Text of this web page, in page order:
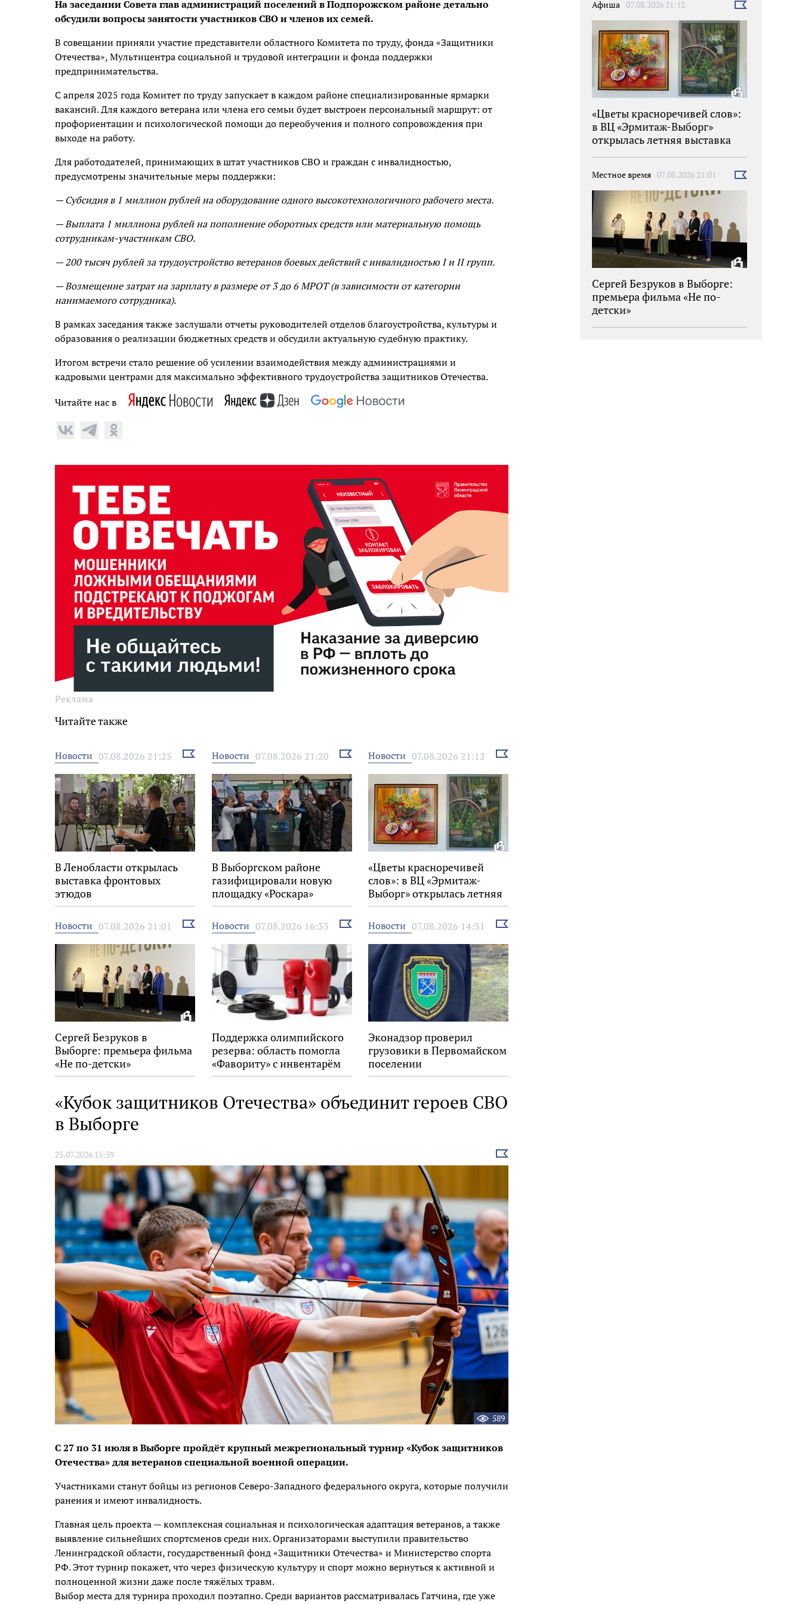
На заседании Совета глав администраций поселений в Подпорожском районе детально
обсудили вопросы занятости участников СВО и членов их семей.
В совещании приняли участие представители областного Комитета по труду, фонда «Защитники
Отечества», Мультицентра социальной и трудовой интеграции и фонда поддержки
предпринимательства.
С апреля 2025 года Комитет по труду запускает в каждом районе специализированные ярмарки
вакансий. Для каждого ветерана или члена его семьи будет выстроен персональный маршрут: от
профориентации и психологической помощи до переобучения и полного сопровождения при
выходе на работу.
Для работодателей, принимающих в штат участников СВО и граждан с инвалидностью,
предусмотрены значительные меры поддержки:
— Субсидия в 1 миллион рублей на оборудование одного высокотехнологичного рабочего места.
— Выплата 1 миллиона рублей на пополнение оборотных средств или материальную помощь
сотрудникам-участникам СВО.
— 200 тысяч рублей за трудоустройство ветеранов боевых действий с инвалидностью I и II групп.
— Возмещение затрат на зарплату в размере от 3 до 6 МРОТ (в зависимости от категории
нанимаемого сотрудника).
В рамках заседания также заслушали отчеты руководителей отделов благоустройства, культуры и
образования о реализации бюджетных средств и обсудили актуальную судебную практику.
Итогом встречи стало решение об усилении взаимодействия между администрациями и
кадровыми центрами для максимально эффективного трудоустройства защитников Отечества.
Читайте нас в
Реклама
Читайте также
Новости 07.08.2026 21:25
Выбрать
новость
В Ленобласти открылась
выставка фронтовых
этюдов
Новости 07.08.2026 21:20
Выбрать
новость
В Выборгском районе
газифицировали новую
площадку «Роскара»
Новости 07.08.2026 21:12
Выбрать
«Цветы красноречивей
слов»: в ВЦ «Эрмитаж-
Выборг» открылась летняя
выставка
Новости 07.08.2026 21:01
Выбрать
новость
Сергей Безруков в
Выборге: премьера фильма
«Не по-детски»
Новости 07.08.2026 16:33
Выбрать
новость
Поддержка олимпийского
резерва: область помогла
«Фавориту» с инвентарём
Новости 07.08.2026 14:31
Выбрать
Эконадзор проверил
грузовики в Первомайском
поселении
«Кубок защитников Отечества» объединит героев СВО
в Выборге
25.07.2026 15:59
Выбрать
новость
589
С 27 по 31 июля в Выборге пройдёт крупный межрегиональный турнир «Кубок защитников
Отечества» для ветеранов специальной военной операции.
Участниками станут бойцы из регионов Северо-Западного федерального округа, которые получили
ранения и имеют инвалидность.
Главная цель проекта — комплексная социальная и психологическая адаптация ветеранов, а также
выявление сильнейших спортсменов среди них. Организаторами выступили правительство
Ленинградской области, государственный фонд «Защитники Отечества» и Министерство спорта
РФ. Этот турнир покажет, что через физическую культуру и спорт можно вернуться к активной и
полноценной жизни даже после тяжёлых травм.
Выбор места для турнира проходил поэтапно. Среди вариантов рассматривалась Гатчина, где уже
Афиша 07.08.2026 21:12
Выбрать
«Цветы красноречивей слов»:
в ВЦ «Эрмитаж-Выборг»
открылась летняя выставка
Местное время 07.08.2026 21:01
Выбрать
Сергей Безруков в Выборге:
премьера фильма «Не по-
детски»